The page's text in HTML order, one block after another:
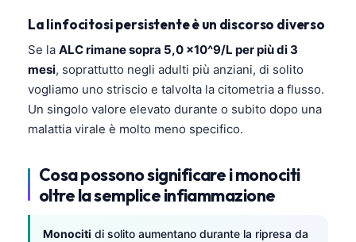
La linfocitosi persistente è un discorso diverso
Se la ALC rimane sopra 5,0 x10^9/L per più di 3
mesi, soprattutto negli adulti più anziani, di solito
vogliamo uno striscio e talvolta la citometria a flusso.
Un singolo valore elevato durante o subito dopo una
malattia virale è molto meno specifico.
Cosa possono significare i monociti
oltre la semplice infiammazione
Monociti di solito aumentano durante la ripresa da